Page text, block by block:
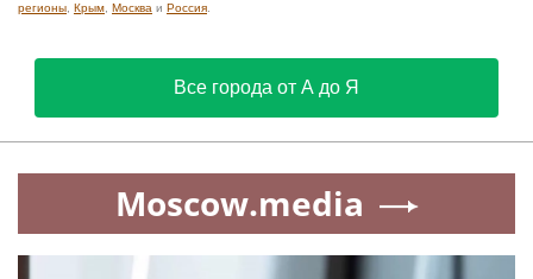
регионы Крым Москва и Россия
Все города от А до Я
Moscow.media